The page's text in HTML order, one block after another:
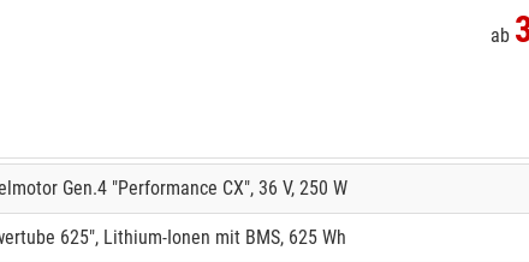
ab
Gen.4 "Performance CX", 36 V, 250 W
625", Lithium-Ionen mit BMS, 625 Wh